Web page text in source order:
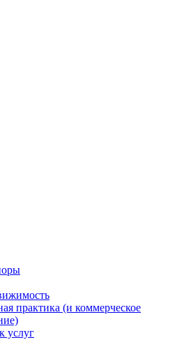
практика (и коммерческое
услуг